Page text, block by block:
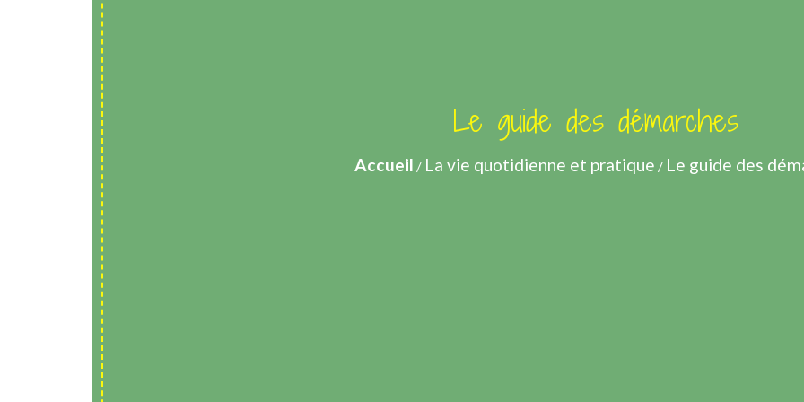
Le guide des démarches
Accueil / La vie quotidienne et pratique / Le guide des